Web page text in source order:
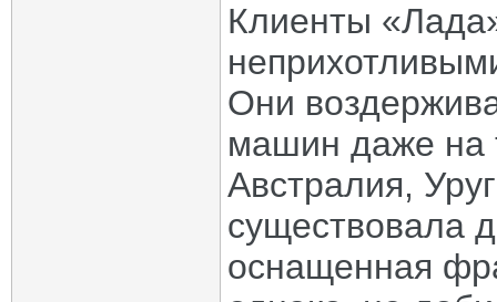
Клиенты
Они
машин даже на
Австралия,
существовала
оснащенная